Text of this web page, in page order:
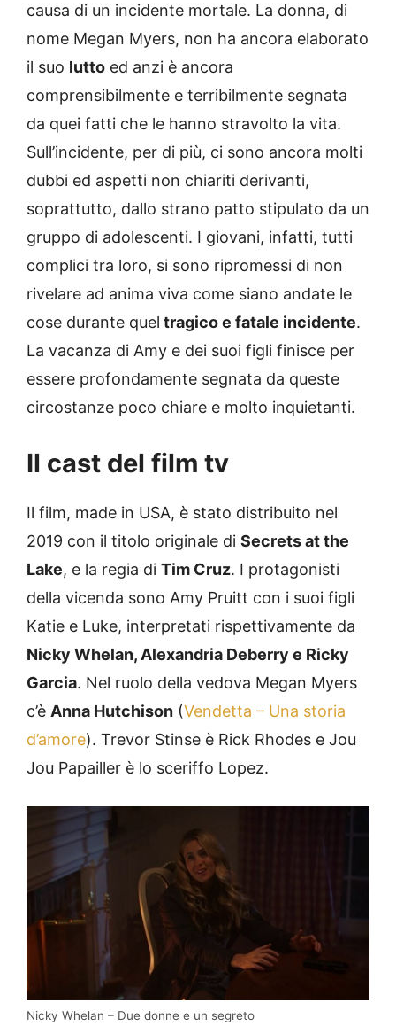
causa di un incidente mortale. La donna, di
nome Megan Myers, non ha ancora elaborato
il suo lutto ed anzi è ancora
comprensibilmente e terribilmente segnata
da quei fatti che le hanno stravolto la vita.
Sull’incidente, per di più, ci sono ancora molti
dubbi ed aspetti non chiariti derivanti,
soprattutto, dallo strano patto stipulato da un
gruppo di adolescenti. I giovani, infatti, tutti
complici tra loro, si sono ripromessi di non
rivelare ad anima viva come siano andate le
cose durante quel tragico e fatale incidente.
La vacanza di Amy e dei suoi figli finisce per
essere profondamente segnata da queste
circostanze poco chiare e molto inquietanti.
Il cast del film tv
Il film, made in USA, è stato distribuito nel
2019 con il titolo originale di Secrets at the
Lake, e la regia di Tim Cruz. I protagonisti
della vicenda sono Amy Pruitt con i suoi figli
Katie e Luke, interpretati rispettivamente da
Nicky Whelan, Alexandria Deberry e Ricky
Garcia. Nel ruolo della vedova Megan Myers
c’è Anna Hutchison (Vendetta – Una storia
d’amore). Trevor Stinse è Rick Rhodes e Jou
Jou Papailler è lo sceriffo Lopez.
Nicky Whelan – Due donne e un segreto